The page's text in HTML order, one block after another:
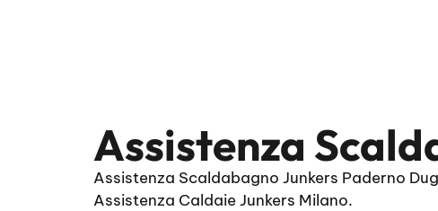
Assistenza
Assistenza Scaldabagno Junkers Paderno
Assistenza Caldaie Junkers Milano.